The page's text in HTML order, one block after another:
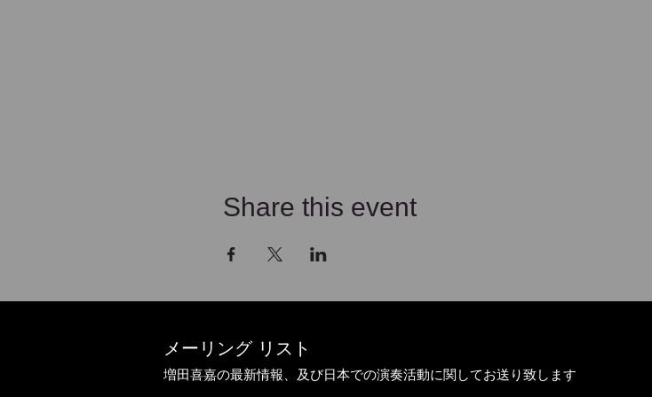
Share this event
メーリング リスト
増田喜嘉の最新情報、及び日本での演奏活動に関してお送り致します